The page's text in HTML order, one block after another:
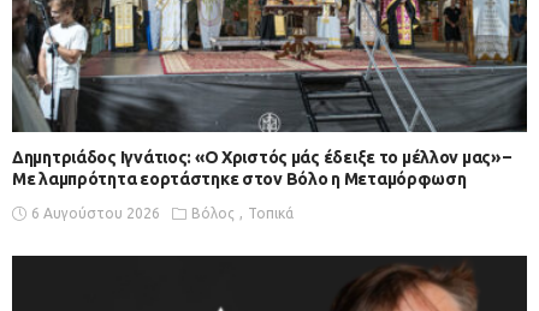
Δημητριάδος Ιγνάτιος: «Ο Χριστός μάς έδειξε το μέλλον μας» –
Με λαμπρότητα εορτάστηκε στον Βόλο η Μεταμόρφωση
6 Αυγούστου 2026 Βόλος Τοπικά